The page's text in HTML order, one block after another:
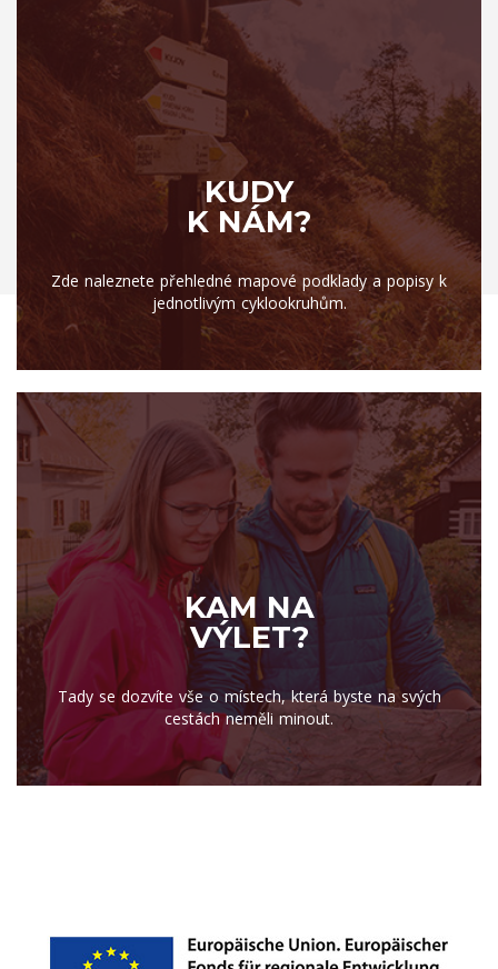
KUDY
K NÁM?
Zde naleznete přehledné mapové podklady a popisy k
jednotlivým cyklookruhům.
KAM NA
VÝLET?
Tady se dozvíte vše o místech, která byste na svých
cestách neměli minout.